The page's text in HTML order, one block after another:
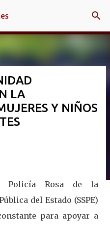
principal
LA
Y NIÑOS
Policía Rosa de la
del Estado (SSPE)
para apoyar a